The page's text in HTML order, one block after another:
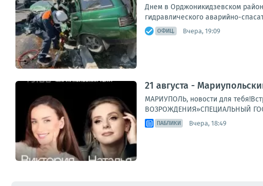
Днем в Орджоникидзевском
гидравлического аварийно-
ОФИЦ. Вчера, 19:09
21 августа -
МАРИУПОЛЬ, новости для
ВОЗРОЖДЕНИЯ»СПЕЦИАЛЬНЫЙ
ПАБЛИКИ Вчера, 18:49